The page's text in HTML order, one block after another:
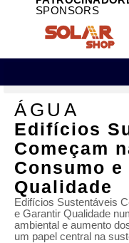
SPONSORS
ÁGUA
Edifícios
Começam
Consumo
Qualidade
Edifícios Sustentáveis
e Garantir Qualidade
ambiental e aumento
um papel central na